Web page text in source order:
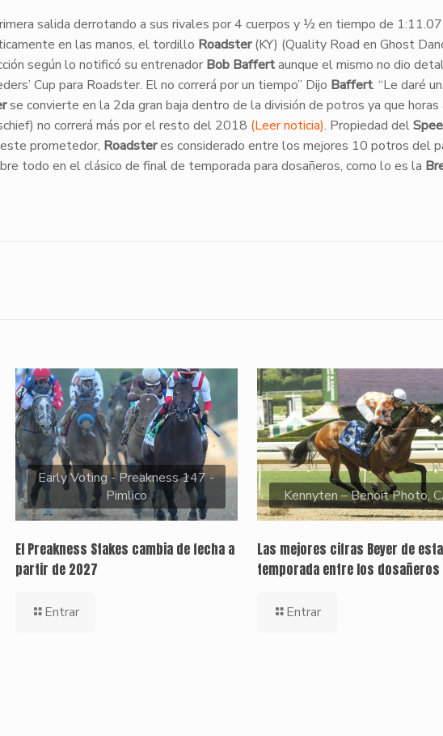
salida derrotando a sus rivales por 4 cuerpos y ½ en tiempo de
en las manos, el tordillo Roadster(KY) (Quality Road en Ghost
según lo notificó su entrenador Bob Baffertaunque el mismo no dio
Cup para Roadster. El no correrá por un tiempo” Dijo Baffert. “Le daré un
se convierte en la 2da gran baja dentro de la división de potros ya que horas
no correrá más por el resto del 2018 (Leer noticia). Propiedad del
prometedor, Roadsteres considerado entre los mejores 10 potros del
todo en el clásico de final de temporada para dosañeros, como lo es la
Early Voting - Preakness 147 -
Pimlico
El Preakness Stakes cambia de fecha a
partir de 2027
Entrar
Kennyten – Benoit Photo,
Las mejores cifras Beyer de esta
temporada entre los dosañeros
Entrar